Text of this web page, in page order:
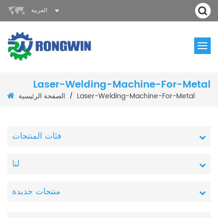
العربية
Laser-Welding-Machine-For-Metal
الصفحة الرئيسية / Laser-Welding-Machine-For-Metal
فئات المنتجات
لنا
منتجات جديدة